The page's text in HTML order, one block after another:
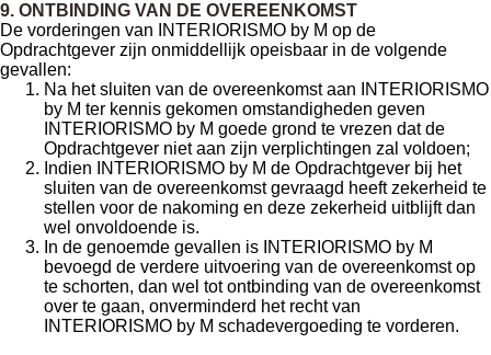
9. ONTBINDING VAN DE OVEREENKOMST
De vorderingen van INTERIORISMO by M op de
Opdrachtgever zijn onmiddellijk opeisbaar in de volgende
gevallen:
Na het sluiten van de overeenkomst aan INTERIORISMO
by M ter kennis gekomen omstandigheden geven
INTERIORISMO by M goede grond te vrezen dat de
Opdrachtgever niet aan zijn verplichtingen zal voldoen;
Indien INTERIORISMO by M de Opdrachtgever bij het
sluiten van de overeenkomst gevraagd heeft zekerheid te
stellen voor de nakoming en deze zekerheid uitblijft dan
wel onvoldoende is.
In de genoemde gevallen is INTERIORISMO by M
bevoegd de verdere uitvoering van de overeenkomst op
te schorten, dan wel tot ontbinding van de overeenkomst
over te gaan, onverminderd het recht van
INTERIORISMO by M schadevergoeding te vorderen.